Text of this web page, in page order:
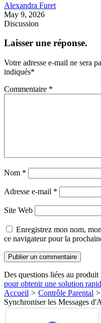
Alexandra Furet
May 9, 2026
Discussion
Laisser une réponse.
Votre adresse e-mail ne sera
indiqués*
Commentaire *
Nom *
Adresse e-mail *
Site Web
Enregistrez mon nom,
ce navigateur pour la
Des questions liées au produit
pour obtenir une solution
Accueil > Contrôle Parental >
Synchroniser les Messages